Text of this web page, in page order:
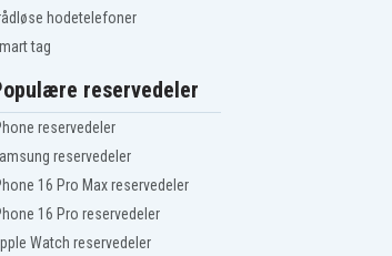
hodetelefoner
tag
reservedeler
reservedeler
reservedeler
16 Pro Max reservedeler
16 Pro reservedeler
Watch reservedeler